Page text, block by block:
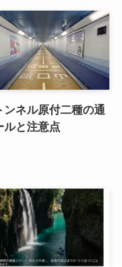
ンネル原付二種の通
ルと注意点